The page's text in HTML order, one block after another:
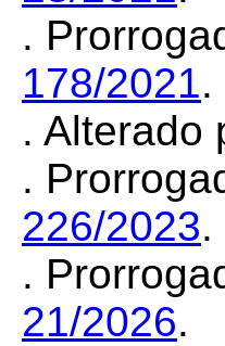
.
178/2021.
. Alterado
.
226/2023.
.
21/2026.